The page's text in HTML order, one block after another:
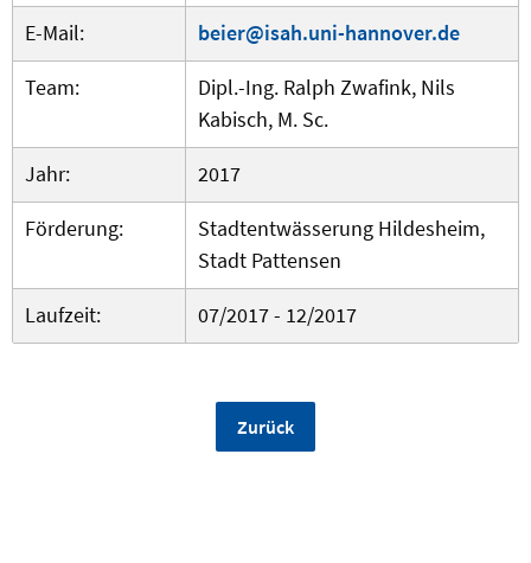
E-Mail:
beier@isah.uni-hannover.de
Team:
Dipl.-Ing. Ralph Zwafink, Nils
Kabisch, M. Sc.
Jahr:
2017
Förderung:
Stadtentwässerung Hildesheim,
Stadt Pattensen
Laufzeit:
07/2017 - 12/2017
Zurück